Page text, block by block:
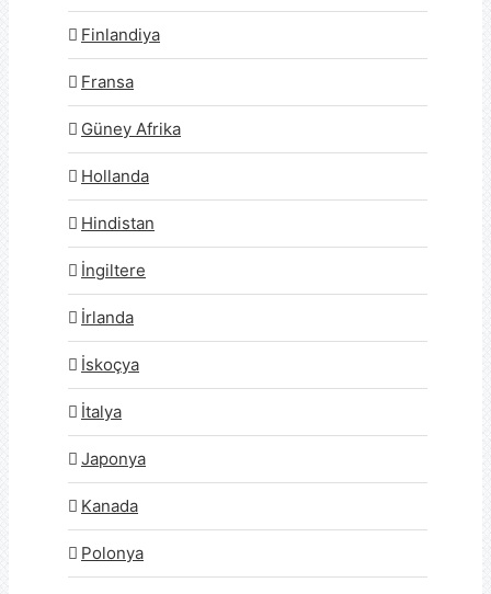
Finlandiya
Fransa
Güney Afrika
Hollanda
Hindistan
İngiltere
İrlanda
İskoçya
İtalya
Japonya
Kanada
Polonya